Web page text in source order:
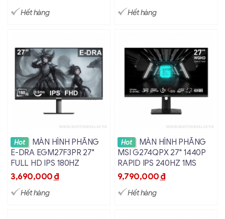
Hết hàng Hết hàng
Xem chi tiết
Hot
MÀN HÌNH PHẲNG
E-DRA EGM27F3PR 27"
FULL HD IPS 180HZ
3,690,000đ
Hết hàng
Xem chi tiết
Hot
MÀN HÌNH PHẲNG
MSI G274QPX 27" 1440P
RAPID IPS 240HZ 1MS
9,790,000đ
Hết hàng